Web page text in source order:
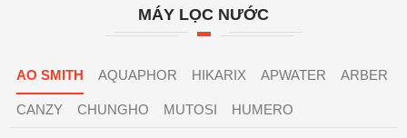
MÁY LỌC NƯỚC
AO SMITH AQUAPHOR HIKARIX APWATER ARBER
CANZY CHUNGHO MUTOSI HUMERO